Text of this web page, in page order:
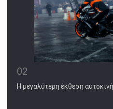
02
Η μεγαλύτερη έκθεση